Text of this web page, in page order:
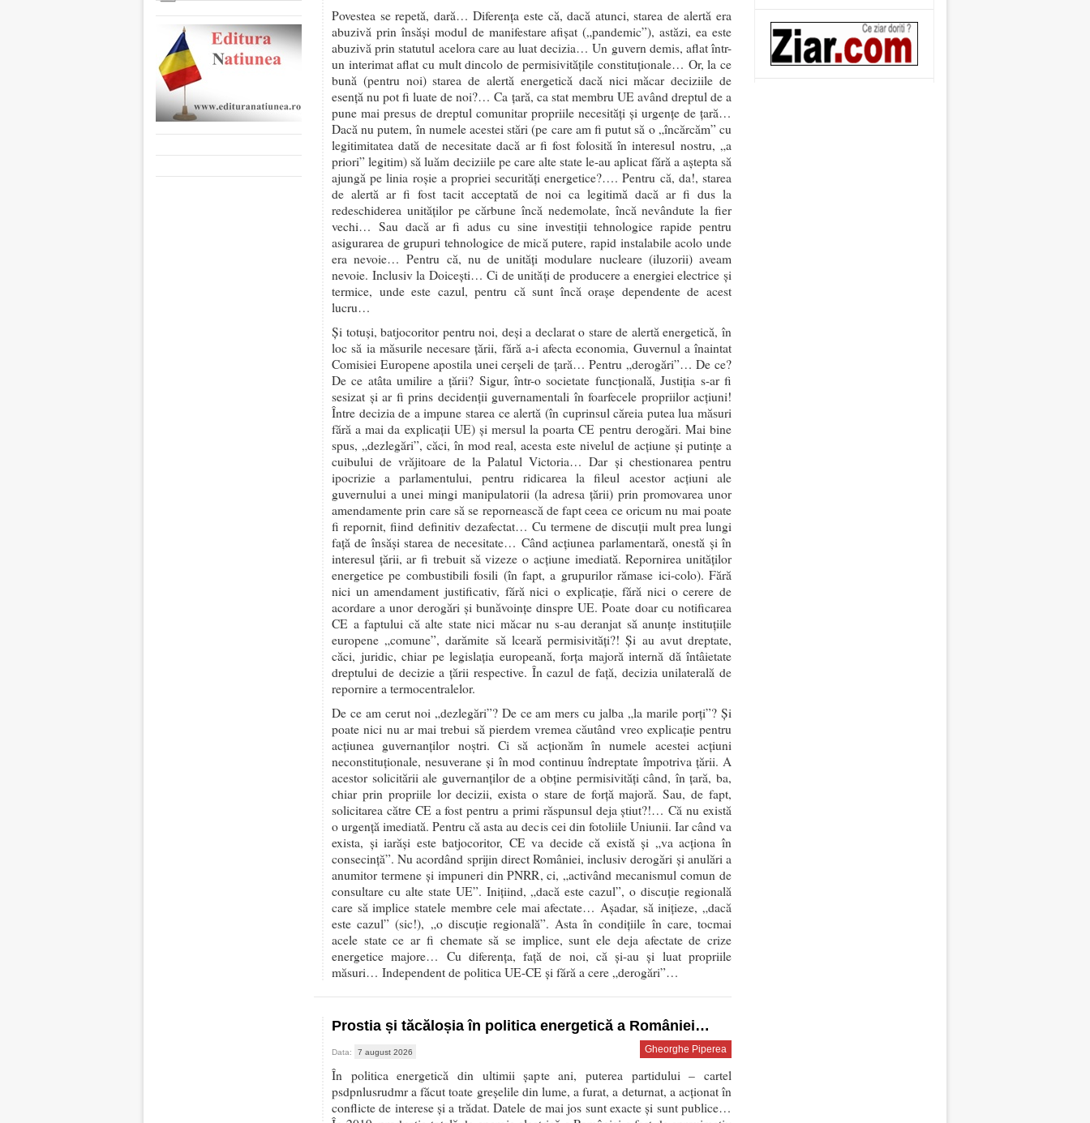
Povestea se repetă, dară… Diferența este că, dacă atunci, starea de alertă era
abuzivă prin însăși modul de manifestare afișat („pandemic”), astăzi, ea este
abuzivă prin statutul acelora care au luat decizia… Un guvern demis, aflat într-
un interimat aflat cu mult dincolo de permisivitățile constituționale… Or, la ce
bună (pentru noi) starea de alertă energetică dacă nici măcar deciziile de
esență nu pot fi luate de noi?… Ca țară, ca stat membru UE având dreptul de a
pune mai presus de dreptul comunitar propriile necesități și urgențe de țară…
Dacă nu putem, în numele acestei stări (pe care am fi putut să o „încărcăm” cu
legitimitatea dată de necesitate dacă ar fi fost folosită în interesul nostru, „a
priori” legitim) să luăm deciziile pe care alte state le-au aplicat fără a aștepta să
ajungă pe linia roșie a propriei securități energetice?…. Pentru că, da!, starea
de alertă ar fi fost tacit acceptată de noi ca legitimă dacă ar fi dus la
redeschiderea unităților pe cărbune încă nedemolate, încă nevândute la fier
vechi… Sau dacă ar fi adus cu sine investiții tehnologice rapide pentru
asigurarea de grupuri tehnologice de mică putere, rapid instalabile acolo unde
era nevoie… Pentru că, nu de unități modulare nucleare (iluzorii) aveam
nevoie. Inclusiv la Doicești… Ci de unități de producere a energiei electrice și
termice, unde este cazul, pentru că sunt încă orașe dependente de acest
lucru…
Și totuși, batjocoritor pentru noi, deși a declarat o stare de alertă energetică, în
loc să ia măsurile necesare țării, fără a-i afecta economia, Guvernul a înaintat
Comisiei Europene apostila unei cerșeli de țară… Pentru „derogări”… De ce?
De ce atâta umilire a țării? Sigur, într-o societate funcțională, Justiția s-ar fi
sesizat și ar fi prins decidenții guvernamentali în foarfecele propriilor acțiuni!
Între decizia de a impune starea ce alertă (în cuprinsul căreia putea lua măsuri
fără a mai da explicații UE) și mersul la poarta CE pentru derogări. Mai bine
spus, „dezlegări”, căci, în mod real, acesta este nivelul de acțiune și putințe a
cuibului de vrăjitoare de la Palatul Victoria… Dar și chestionarea pentru
ipocrizie a parlamentului, pentru ridicarea la fileul acestor acțiuni ale
guvernului a unei mingi manipulatorii (la adresa țării) prin promovarea unor
amendamente prin care să se repornească de fapt ceea ce oricum nu mai poate
fi repornit, fiind definitiv dezafectat… Cu termene de discuții mult prea lungi
față de însăși starea de necesitate… Când acțiunea parlamentară, onestă și în
interesul țării, ar fi trebuit să vizeze o acțiune imediată. Repornirea unităților
energetice pe combustibili fosili (în fapt, a grupurilor rămase ici-colo). Fără
nici un amendament justificativ, fără nici o explicație, fără nici o cerere de
acordare a unor derogări și bunăvoințe dinspre UE. Poate doar cu notificarea
CE a faptului că alte state nici măcar nu s-au deranjat să anunțe instituțiile
europene „comune”, darămite să lceară permisivități?! Și au avut dreptate,
căci, juridic, chiar pe legislația europeană, forța majoră internă dă întâietate
dreptului de decizie a țării respective. În cazul de față, decizia unilaterală de
repornire a termocentralelor.
De ce am cerut noi „dezlegări”? De ce am mers cu jalba „la marile porți”? Și
poate nici nu ar mai trebui să pierdem vremea căutând vreo explicație pentru
acțiunea guvernanților noștri. Ci să acționăm în numele acestei acțiuni
neconstituționale, nesuverane și în mod continuu îndreptate împotriva țării. A
acestor solicitării ale guvernanților de a obține permisivități când, în țară, ba,
chiar prin propriile lor decizii, exista o stare de forță majoră. Sau, de fapt,
solicitarea către CE a fost pentru a primi răspunsul deja știut?!… Că nu există
o urgență imediată. Pentru că asta au decis cei din fotoliile Uniunii. Iar când va
exista, și iarăși este batjocoritor, CE va decide că există și „va acționa în
consecință”. Nu acordând sprijin direct României, inclusiv derogări și anulări a
anumitor termene și impuneri din PNRR, ci, „activând mecanismul comun de
consultare cu alte state UE”. Inițiind, „dacă este cazul”, o discuție regională
care să implice statele membre cele mai afectate… Așadar, să inițieze, „dacă
este cazul” (sic!), „o discuție regională”. Asta în condițiile în care, tocmai
acele state ce ar fi chemate să se implice, sunt ele deja afectate de crize
energetice majore… Cu diferența, față de noi, că și-au și luat propriile
măsuri… Independent de politica UE-CE și fără a cere „derogări”…
Prostia și tăcăloșia în politica energetică a României…
Data: 7 august 2026 Gheorghe Piperea
În politica energetică din ultimii șapte ani, puterea partidului – cartel
psdpnlusrudmr a făcut toate greșelile din lume, a furat, a deturnat, a acționat în
conflicte de interese și a trădat. Datele de mai jos sunt exacte și sunt publice…